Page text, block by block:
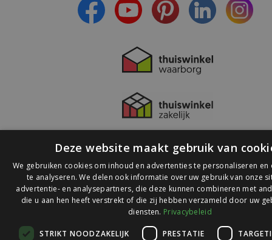
© 2026 Ledlichtdiscounter.nl
Deze website maakt gebruik van
We gebruiken cookies om inhoud en advertenties te personaliseren en
te analyseren. We delen ook informatie over uw gebruik van onze
advertentie- en analysepartners, die deze kunnen combineren met
die u aan hen heeft verstrekt of die zij hebben verzameld door uw
diensten. Privacybeleid
STRIKT NOODZAKELIJK PRESTATIE